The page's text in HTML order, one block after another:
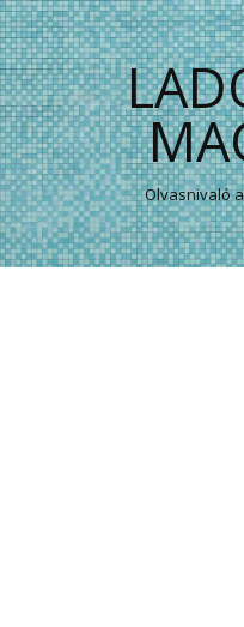
Olvasnivaló